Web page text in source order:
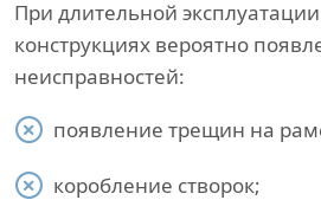
При длительной
конструкциях вероятно
неисправностей:
появление трещин на
коробление створок;